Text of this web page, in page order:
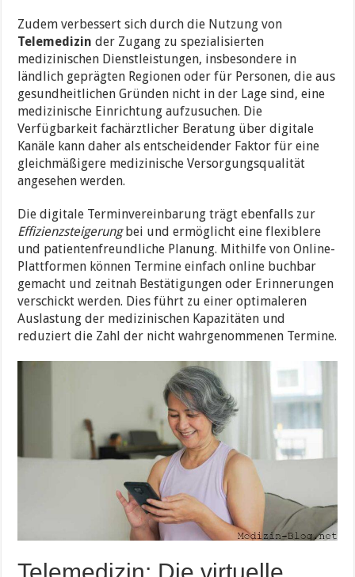
Zudem verbessert sich durch die Nutzung von
Telemedizin der Zugang zu spezialisierten
medizinischen Dienstleistungen, insbesondere in
ländlich geprägten Regionen oder für Personen, die aus
gesundheitlichen Gründen nicht in der Lage sind, eine
medizinische Einrichtung aufzusuchen. Die
Verfügbarkeit fachärztlicher Beratung über digitale
Kanäle kann daher als entscheidender Faktor für eine
gleichmäßigere medizinische Versorgungsqualität
angesehen werden.
Die digitale Terminvereinbarung trägt ebenfalls zur
Effizienzsteigerungbei und ermöglicht eine flexiblere
und patientenfreundliche Planung. Mithilfe von Online-
Plattformen können Termine einfach online buchbar
gemacht und zeitnah Bestätigungen oder Erinnerungen
verschickt werden. Dies führt zu einer optimaleren
Auslastung der medizinischen Kapazitäten und
reduziert die Zahl der nicht wahrgenommenen Termine.